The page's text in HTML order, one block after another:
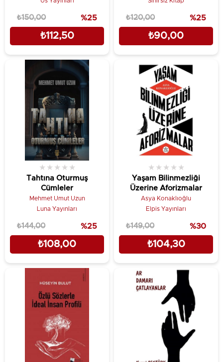
₺112,50
₺150,00 %25
₺90,00
₺120,00 %25
Tahtına Oturmuş
Cümleler
★ ★ ★ ★ ★
Mehmet Umut Uzun
Luna Yayınları
₺108,00
₺144,00 %25
Yaşam Bilinmezliği
Üzerine Aforizmalar
★ ★ ★ ★ ★
Asya Konaklıoğlu
Elpis Yayınları
₺104,30
₺149,00 %30